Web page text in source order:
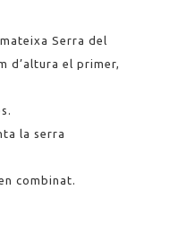
Serra del
d’altura el primer,
la serra
combinat.